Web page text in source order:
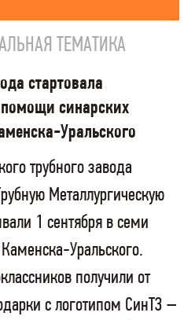
ТЕМАТИКА
стартовала
синарских
Уральского
трубного завода
Металлургическую
1 сентября в семи
Уральского.
получили от
с логотипом СинТЗ –